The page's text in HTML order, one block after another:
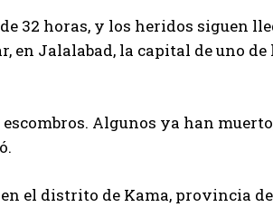
32 horas, y los heridos siguen
Jalalabad, la capital de uno de
Algunos ya han
el distrito de Kama, provincia